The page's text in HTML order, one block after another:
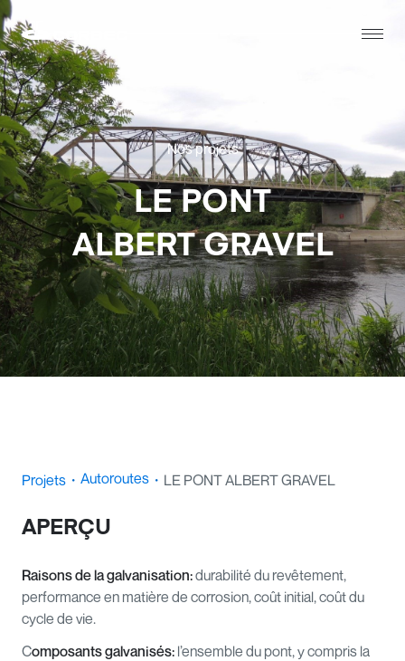
Nos projets
LE PONT
ALBERT GRAVEL
Projets ・ Autoroutes ・ LE PONT ALBERT GRAVEL
APERÇU
Raisons de la galvanisation:durabilité du revêtement,
performance en matière de corrosion, coût initial, coût du
cycle de vie.
Composants galvanisés: l’ensemble du pont, y compris la